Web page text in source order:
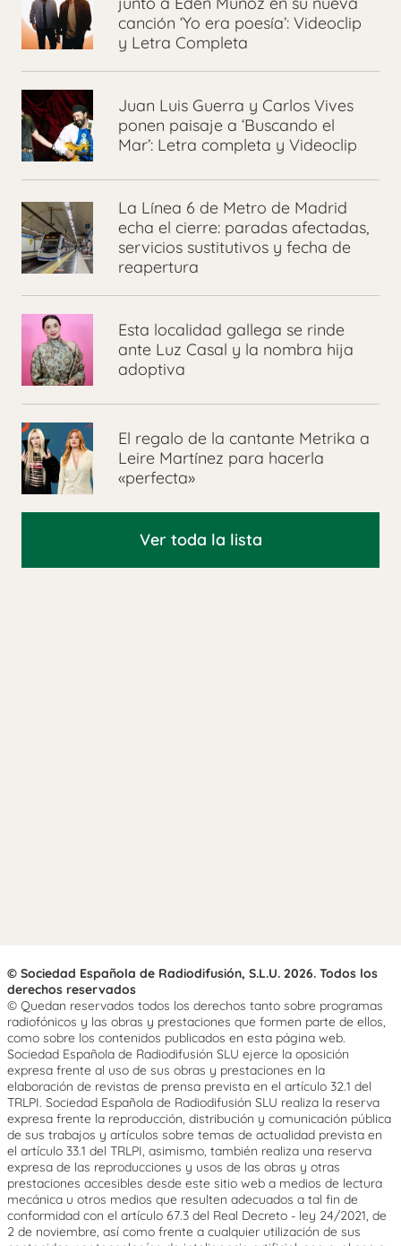
canción ‘Yo era poesía’: Videoclip
y Letra Completa
Juan Luis Guerra y Carlos Vives
ponen paisaje a ‘Buscando el
Mar’: Letra completa y Videoclip
La Línea 6 de Metro de Madrid
echa el cierre: paradas afectadas,
servicios sustitutivos y fecha de
reapertura
Esta localidad gallega se rinde
ante Luz Casal y la nombra hija
adoptiva
El regalo de la cantante Metrika a
Leire Martínez para hacerla
«perfecta»
Ver toda la lista
© Sociedad Española de Radiodifusión, S.L.U. 2026. Todos los
derechos reservados
© Quedan reservados todos los derechos tanto sobre programas
radiofónicos y las obras y prestaciones que formen parte de ellos,
como sobre los contenidos publicados en esta página web.
Sociedad Española de Radiodifusión SLU ejerce la oposición
expresa frente al uso de sus obras y prestaciones en la
elaboración de revistas de prensa prevista en el artículo 32.1 del
TRLPI. Sociedad Española de Radiodifusión SLU realiza la reserva
expresa frente la reproducción, distribución y comunicación pública
de sus trabajos y artículos sobre temas de actualidad prevista en
el artículo 33.1 del TRLPI, asimismo, también realiza una reserva
expresa de las reproducciones y usos de las obras y otras
prestaciones accesibles desde este sitio web a medios de lectura
mecánica u otros medios que resulten adecuados a tal fin de
conformidad con el artículo 67.3 del Real Decreto - ley 24/2021, de
2 de noviembre, así como frente a cualquier utilización de sus